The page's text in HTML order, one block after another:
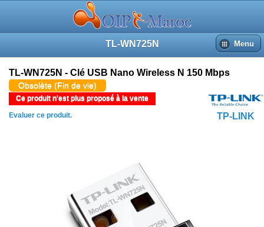
TL-WN725N Menu
TP-LINK
TL-WN725N - Clé USB Nano Wireless N 150 Mbps
Obsolète (Fin de vie)
Ce produit n'est plus proposé à la vente
Evaluer ce produit.